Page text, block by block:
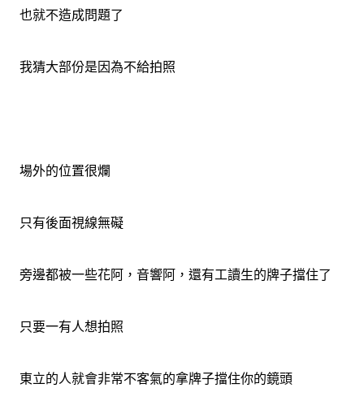
也就不造成問題了
我猜大部份是因為不給拍照
場外的位置很爛
只有後面視線無礙
旁邊都被一些花阿，音響阿，還有工讀生的牌子擋住了
只要一有人想拍照
東立的人就會非常不客氣的拿牌子擋住你的鏡頭